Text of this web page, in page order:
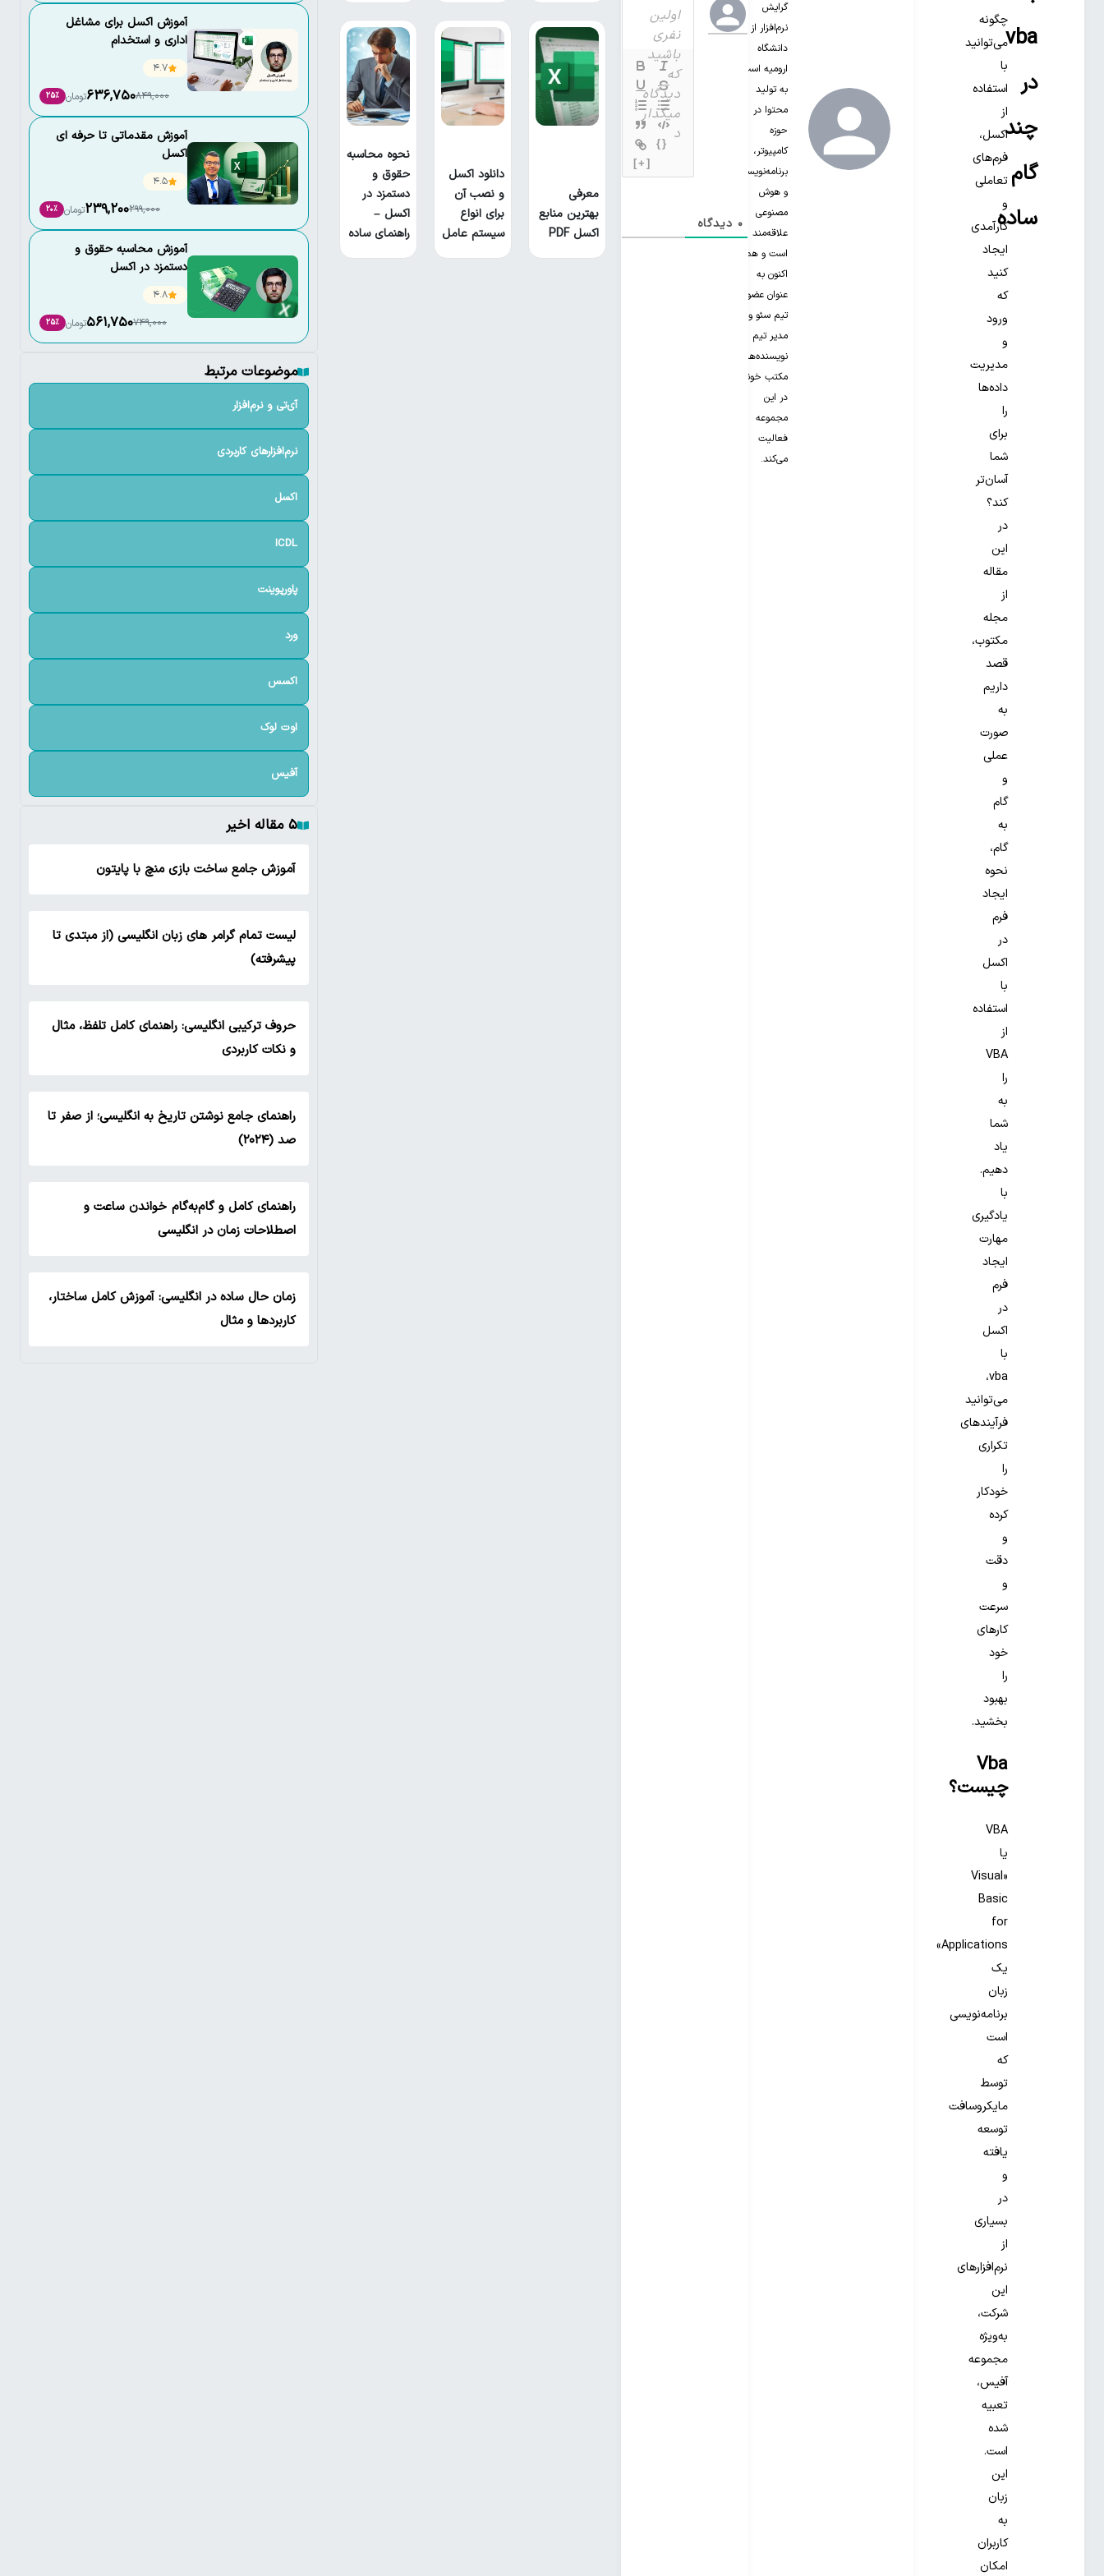
vba
در
چند
گام
ساده
چگونه
می‌توانید
با
استفاده
از
اکسل،
فرم‌های
تعاملی
و
کارآمدی
ایجاد
کنید
که
ورود
و
مدیریت
داده‌ها
را
برای
شما
آسان‌تر
کند؟
در
این
مقاله
از
مجله
مکتوب،
قصد
داریم
به
صورت
عملی
و
گام
به
گام،
نحوه
ایجاد
فرم
در
اکسل
با
استفاده
از
VBA
را
به
شما
یاد
دهیم.
با
یادگیری
مهارت
ایجاد
فرم
در
اکسل
با
vba،
می‌توانید
فرآیندهای
تکراری
را
خودکار
کرده
و
دقت
و
سرعت
کارهای
خود
را
بهبود
بخشید.
Vba
چیست؟
VBA
یا
«Visual
Basic
for
Applications»
یک
زبان
برنامه‌نویسی
است
که
توسط
مایکروسافت
توسعه
یافته
و
در
بسیاری
از
نرم‌افزارهای
این
شرکت،
به‌ویژه
مجموعه
آفیس،
تعبیه
شده
است.
این
زبان
به
کاربران
امکان
گرایش
نرم‌افزار از
دانشگاه
ارومیه است.
به تولید
محتوا در
حوزه
کامپیوتر،
برنامه‌نویسی
و هوش
مصنوعی
علاقه‌مند‌
است و هم
اکنون به
عنوان عضو
تیم سئو و
مدیر تیم
نویسنده‌های
مکتب خونه
در این
مجموعه
فعالیت
می‌کند.
{}
[+]
0 دیدگاه
معرفی
بهترین منابع
اکسل PDF
دانلود اکسل
و نصب آن
برای انواع
سیستم عامل
نحوه محاسبه
حقوق و
دستمزد در
اکسل –
راهنمای ساده
آموزش اکسل برای مشاغل
اداری و استخدام
4.7
849,000
636,750تومان 25٪
آموزش مقدماتی تا حرفه ای
اکسل
4.5
299,000
239,200تومان 20٪
آموزش محاسبه حقوق و
دستمزد در اکسل
4.8
749,000
561,750تومان 25٪
موضوعات مرتبط
آی‌تی و نرم‌افزار
نرم‌افزارهای کاربردی
اکسل
ICDL
پاورپوینت
ورد
اکسس
اوت لوک
آفیس
۵ مقاله اخیر
آموزش جامع ساخت بازی منچ با پایتون
لیست تمام گرامر های زبان انگلیسی (از مبتدی تا
پیشرفته)
حروف ترکیبی انگلیسی: راهنمای کامل تلفظ، مثال
و نکات کاربردی
راهنمای جامع نوشتن تاریخ به انگلیسی؛ از صفر تا
صد (۲۰۲۴)
راهنمای کامل و گام‌به‌گام خواندن ساعت و
اصطلاحات زمان در انگلیسی
زمان حال ساده در انگلیسی: آموزش کامل ساختار،
کاربردها و مثال